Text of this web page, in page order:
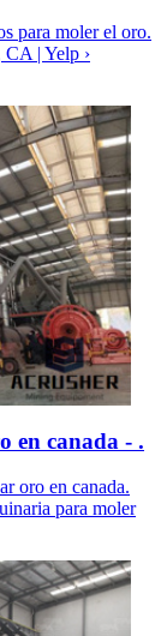
para moler el oro.
| Yelp ›
en canada - .
oro en canada.
para moler